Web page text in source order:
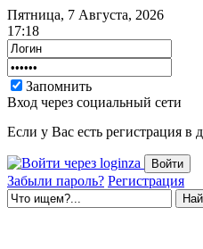
Пятница, 7 Августа, 2026
17:18
Запомнить
Вход через социальный сети
Если у Вас есть регистрация в
Забыли пароль? Регистрация